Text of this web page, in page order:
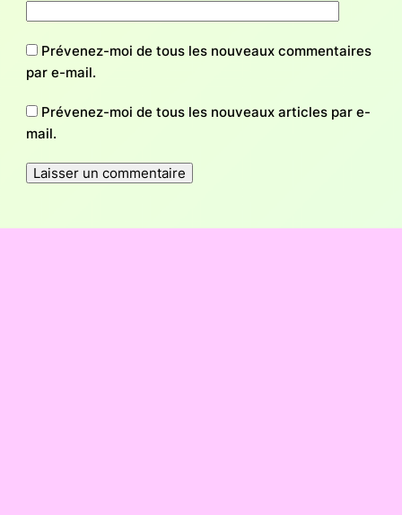
Prévenez-moi de tous les nouveaux commentaires
par e-mail.
Prévenez-moi de tous les nouveaux articles par e-
mail.